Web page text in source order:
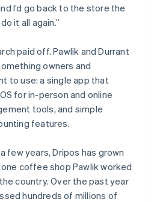
I’d go back to the store the
it all again.”
paid off. Pawlik and Durrant
owners and
to use: a single app that
for in-person and online
tools, and simple
features.
few years, Dripos has grown
coffee shop Pawlik worked
country. Over the past year
hundreds of millions of